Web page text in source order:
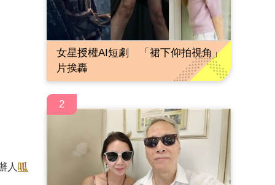
人呱
女星授權AI短劇 「裙下仰拍視角」
片挨轟
2